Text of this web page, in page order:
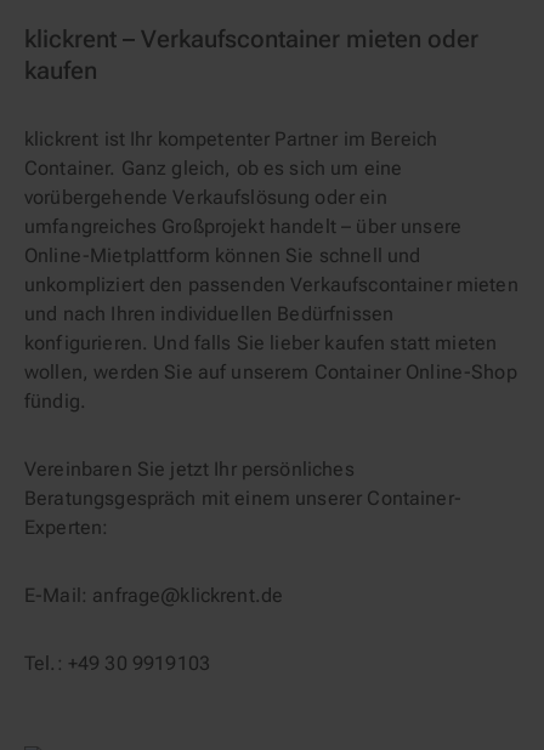
klickrent – Verkaufscontainer mieten oder
kaufen
klickrent ist Ihr kompetenter Partner im Bereich
Container. Ganz gleich, ob es sich um eine
vorübergehende Verkaufslösung oder ein
umfangreiches Großprojekt handelt – über unsere
Online-Mietplattform können Sie schnell und
unkompliziert den passenden Verkaufscontainer mieten
und nach Ihren individuellen Bedürfnissen
konfigurieren. Und falls Sie lieber kaufen statt mieten
wollen, werden Sie auf unserem Container Online-Shop
fündig.
Vereinbaren Sie jetzt Ihr persönliches
Beratungsgespräch mit einem unserer Container-
Experten:
E-Mail: anfrage@klickrent.de
Tel.: +49 30 9919103